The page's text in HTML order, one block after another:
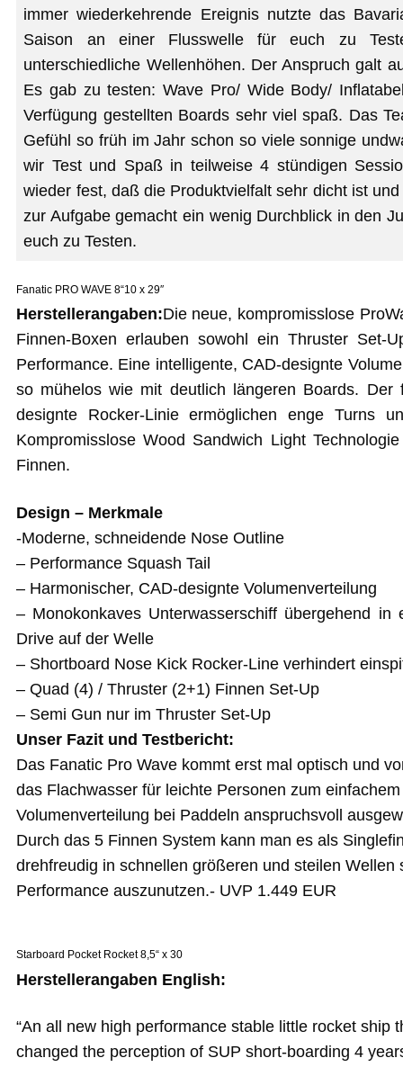
immer wiederkehrende Ereignis nutzte das
Saison an einer Flusswelle für euch zu
unterschiedliche Wellenhöhen. Der Anspruch galt
Es gab zu testen: Wave Pro/ Wide Body/
Verfügung gestellten Boards sehr viel spaß. Das
Gefühl so früh im Jahr schon so viele sonnige
wir Test und Spaß in teilweise 4 stündigen
wieder fest, daß die Produktvielfalt sehr dicht ist
zur Aufgabe gemacht ein wenig Durchblick in den
euch zu Testen.
Fanatic PRO WAVE 8“10 x 29″
Herstellerangaben:Die neue, kompromisslose
Finnen-Boxen erlauben sowohl ein Thruster
Performance. Eine intelligente, CAD-designte
so mühelos wie mit deutlich längeren Boards.
designte Rocker-Linie ermöglichen enge Turns
Kompromisslose Wood Sandwich Light
Finnen.
Design – Merkmale
-Moderne, schneidende Nose Outline
– Performance Squash Tail
– Harmonischer, CAD-designte Volumenverteilung
– Monokonkaves Unterwasserschiff übergehend
Drive auf der Welle
– Shortboard Nose Kick Rocker-Line verhindert
– Quad (4) / Thruster (2+1) Finnen Set-Up
– Semi Gun nur im Thruster Set-Up
Unser Fazit und Testbericht:
Das Fanatic Pro Wave kommt erst mal optisch und
das Flachwasser für leichte Personen zum
Volumenverteilung bei Paddeln anspruchsvoll
Durch das 5 Finnen System kann man es als
drehfreudig in schnellen größeren und steilen
Performance auszunutzen.- UVP 1.449 EUR
Starboard Pocket Rocket 8,5“ x 30
Herstellerangaben English:
“An all new high performance stable little rocket ship
changed the perception of SUP short-boarding 4